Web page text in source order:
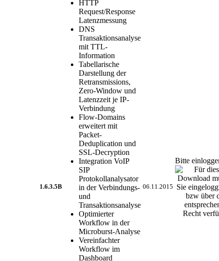
1.6.3.5B
HTTP
Request/Response
Latenzmessung
DNS
Transaktionsanalyse
mit TTL-
Information
Tabellarische
Darstellung der
Retransmissions,
Zero-Window und
Latenzzeit je IP-
Verbindung
Flow-Domains
erweitert mit
Packet-
Deduplication und
SSL-Decryption
Integration VoIP
SIP
Protokollanalysator
in der Verbindungs-
und
Transaktionsanalyse
Optimierter
Workflow in der
Microburst-Analyse
Vereinfachter
Workflow im
Dashboard
06.11.2015
Bitte